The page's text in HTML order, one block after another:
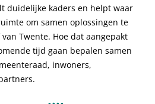
duidelijke kaders en helpt waar
om samen oplossingen te
Twente. Hoe dat aangepakt
tijd gaan bepalen samen
inwoners,